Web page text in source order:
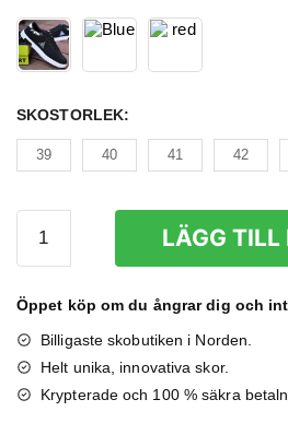
SKOSTORLEK:
39 40 41 42
Herr
LÄGG TILL
Öppet köp om du ångrar dig och
Billigaste skobutiken i Norden.
Helt unika, innovativa skor.
Krypterade och 100 % säkra